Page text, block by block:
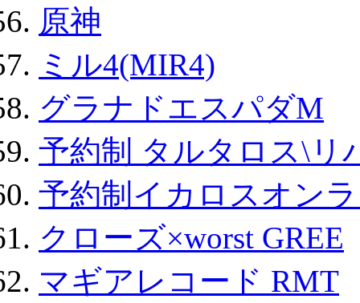
原神
ミル4(MIR4)
グラナドエスパダM
予約制 タルタロス\リ
予約制イカロスオン
クローズ×worst GREE
マギアレコード RMT